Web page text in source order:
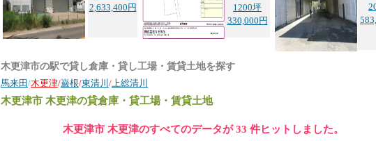
2,633,400円
1200坪
330,000円
木更津市の駅で貸し倉庫・貸し工場・賃貸土地を探す
馬来田 /木更津/巌根/東清川 /上総清川
木更津市 木更津の貸倉庫・貸工場・賃貸土地
木更津市 木更津のすべてのデータが 33 件ヒットしました。